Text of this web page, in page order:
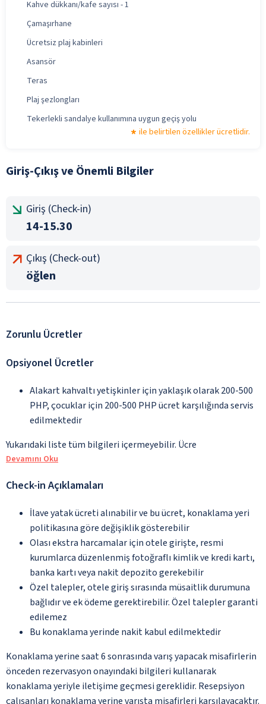
Kahve dükkanı/kafe sayısı - 1
Çamaşırhane
Ücretsiz plaj kabinleri
Asansör
Teras
Plaj şezlongları
Tekerlekli sandalye kullanımına uygun geçiş yolu
ile belirtilen özellikler ücretlidir.
Giriş-Çıkış ve Önemli Bilgiler
Giriş (Check-in)
14-15.30
Çıkış (Check-out)
öğlen
Zorunlu Ücretler
Opsiyonel Ücretler
Alakart kahvaltı yetişkinler için yaklaşık olarak 200-500
PHP, çocuklar için 200-500 PHP ücret karşılığında servis
edilmektedir
Yukarıdaki liste tüm bilgileri içermeyebilir. Ücre
Devamını Oku
Check-in Açıklamaları
İlave yatak ücreti alınabilir ve bu ücret, konaklama yeri
politikasına göre değişiklik gösterebilir
Olası ekstra harcamalar için otele girişte, resmi
kurumlarca düzenlenmiş fotoğraflı kimlik ve kredi kartı,
banka kartı veya nakit depozito gerekebilir
Özel talepler, otele giriş sırasında müsaitlik durumuna
bağlıdır ve ek ödeme gerektirebilir. Özel talepler garanti
edilemez
Bu konaklama yerinde nakit kabul edilmektedir
Konaklama yerine saat 6 sonrasında varış yapacak misafirlerin
önceden rezervasyon onayındaki bilgileri kullanarak
konaklama yeriyle iletişime geçmesi gereklidir. Resepsiyon
çalışanları konaklama yerine varışta misafirleri karşılayacaktır.